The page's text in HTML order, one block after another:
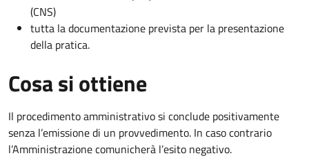
(CNS)
tutta la documentazione prevista per la presentazione
della pratica.
Cosa si ottiene
Il procedimento amministrativo si conclude positivamente
senza l’emissione di un provvedimento. In caso contrario
l’Amministrazione comunicherà l’esito negativo.